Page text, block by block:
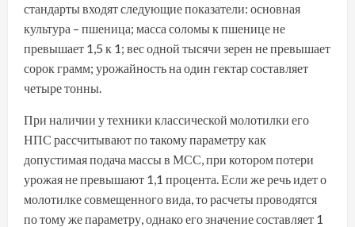
стандарты входят следующие показатели: основная
культура – пшеница; масса соломы к пшенице не
превышает 1,5 к 1; вес одной тысячи зерен не превышает
сорок грамм; урожайность на один гектар составляет
четыре тонны.
При наличии у техники классической молотилки его
НПС рассчитывают по такому параметру как
допустимая подача массы в МСС, при котором потери
урожая не превышают 1,1 процента. Если же речь идет о
молотилке совмещенного вида, то расчеты проводятся
по тому же параметру, однако его значение составляет 1